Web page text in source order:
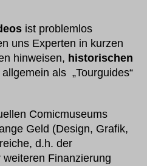
ist problemlos
uns Experten in kurzen
hinweisen, historischen
als „Tourguides“
Comicmuseums
Geld (Design, Grafik,
d.h. der
Finanzierung